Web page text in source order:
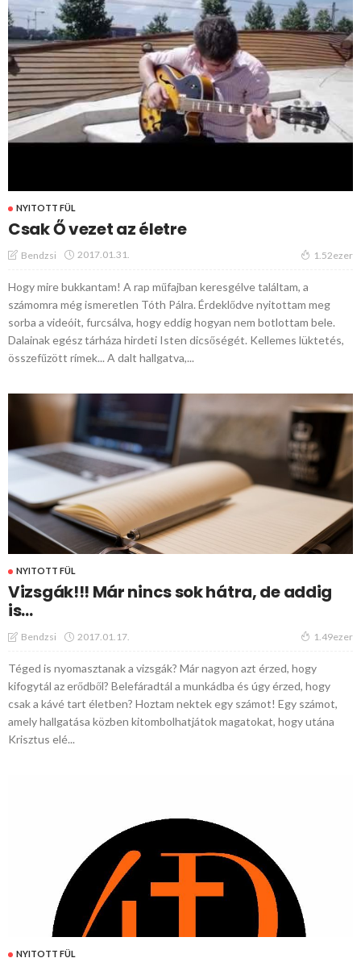
NYITOTT FÜL
Csak Ő vezet az életre
Bendzsi 2017.01.31. 1.52ezer
Hogy mire bukkantam! A rap műfajban keresgélve találtam, a
számomra még ismeretlen Tóth Pálra. Érdeklődve nyitottam meg
sorba a videóit, furcsálva, hogy eddig hogyan nem botlottam bele.
Dalainak egész tárháza hirdeti Isten dicsőségét. Kellemes lüktetés,
összefűzött rímek... A dalt hallgatva,...
NYITOTT FÜL
Vizsgák!!! Már nincs sok hátra, de addig
is…
Bendzsi 2017.01.17. 1.49ezer
Téged is nyomasztanak a vizsgák? Már nagyon azt érzed, hogy
kifogytál az erődből? Belefáradtál a munkádba és úgy érzed, hogy
csak a kávé tart életben? Hoztam nektek egy számot! Egy számot,
amely hallgatása közben kitombolhatjátok magatokat, hogy utána
Krisztus elé...
NYITOTT FÜL